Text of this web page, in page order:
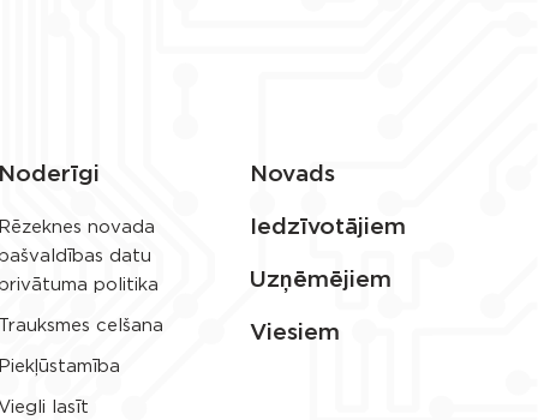
novada
datu
politika
celšana
lasīt
Novads
Iedzīvotājiem
Uzņēmējiem
Viesiem